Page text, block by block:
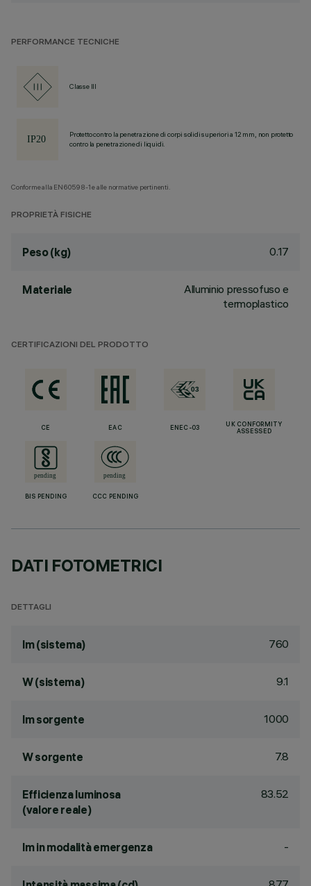
PERFORMANCE TECNICHE
Classe III
Protetto contro la penetrazione di corpi solidi superiori a 12 mm, non protetto
contro la penetrazione di liquidi.
Conforme alla EN60598-1 e alle normative pertinenti.
PROPRIETÀ FISICHE
Peso (kg) 0.17
Materiale
Alluminio pressofuso e
termoplastico
CERTIFICAZIONI DEL PRODOTTO
CE EAC ENEC-03
UK CONFORMITY
ASSESSED
BIS PENDING CCC PENDING
DATI FOTOMETRICI
DETTAGLI
lm (sistema) 760
W (sistema) 9.1
lm sorgente 1000
W sorgente 7.8
Efficienza luminosa
(valore reale)
83.52
lm in modalità emergenza -